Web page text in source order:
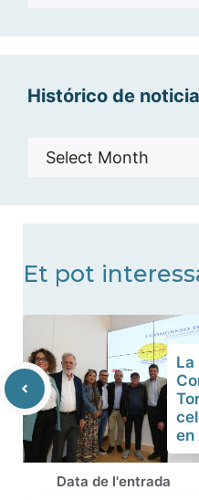
Histórico de
Histórico
Et pot
La
en
Data de l'entrada